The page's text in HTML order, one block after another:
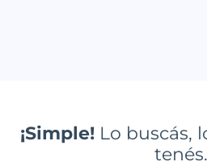
¡Simple!Lo buscás,
tenés.